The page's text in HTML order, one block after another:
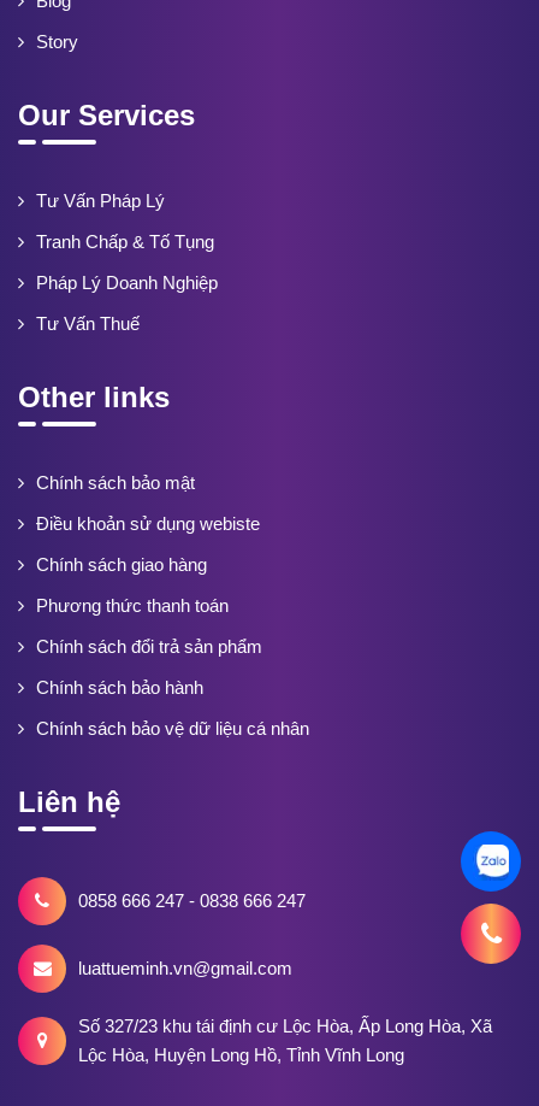
Story
Our Services
Tư Vấn Pháp Lý
Tranh Chấp & Tố Tụng
Pháp Lý Doanh Nghiệp
Tư Vấn Thuế
Other links
Chính sách bảo mật
Điều khoản sử dụng webiste
Chính sách giao hàng
Phương thức thanh toán
Chính sách đổi trả sản phẩm
Chính sách bảo hành
Chính sách bảo vệ dữ liệu cá nhân
Liên hệ
0858 666 247 - 0838 666 247
luattueminh.vn@gmail.com
Số 327/23 khu tái định cư Lộc Hòa, Ấp Long Hòa, Xã
Lộc Hòa, Huyện Long Hồ, Tỉnh Vĩnh Long